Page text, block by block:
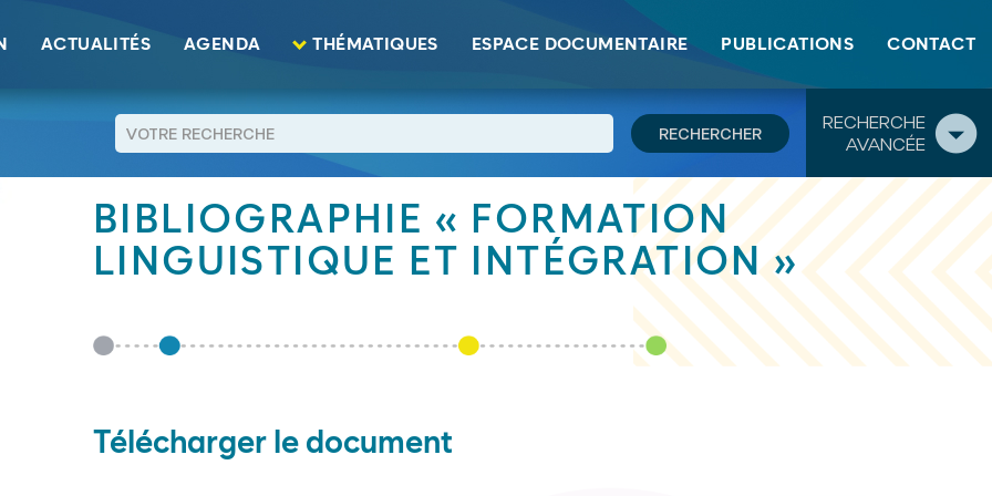
ACTUALITÉS AGENDA THÉMATIQUES ESPACE DOCUMENTAIRE PUBLICATIONS CONTACT
RECHERCHE
AVANCÉE
et intégration"
RETOUR
BIBLIOGRAPHIE « FORMATION
LINGUISTIQUE ET INTÉGRATION »
Télécharger le document